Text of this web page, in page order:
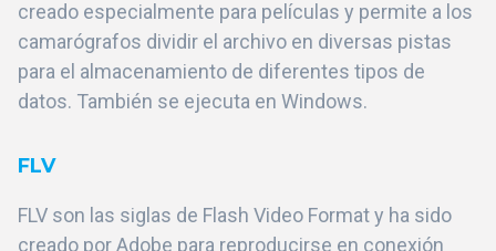
creado especialmente para películas y permite a los
camarógrafos dividir el archivo en diversas pistas
para el almacenamiento de diferentes tipos de
datos. También se ejecuta en Windows.
FLV
FLV son las siglas de Flash Video Format y ha sido
creado por Adobe para reproducirse en conexión